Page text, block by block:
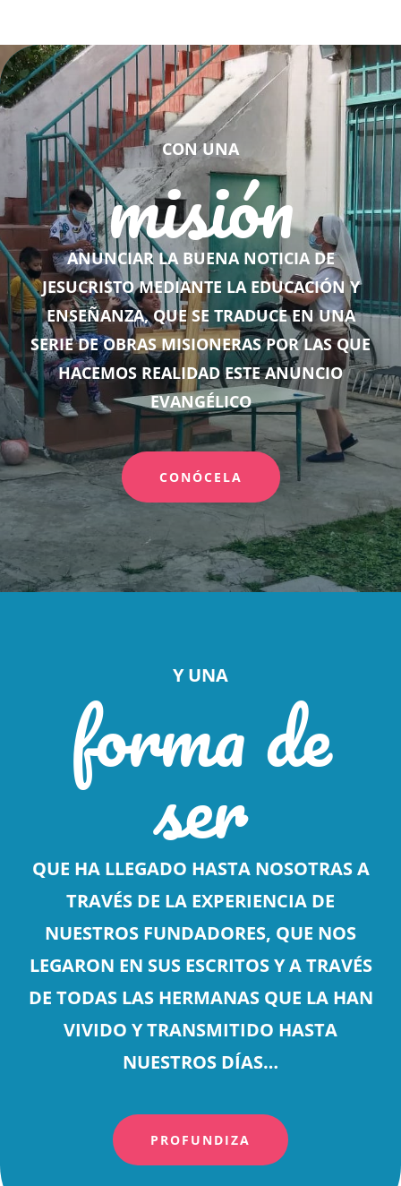
CON UNA
misión
ANUNCIAR LA BUENA NOTICIA DE
JESUCRISTO MEDIANTE LA EDUCACIÓN Y
ENSEÑANZA, QUE SE TRADUCE EN UNA
SERIE DE OBRAS MISIONERAS POR LAS QUE
HACEMOS REALIDAD ESTE ANUNCIO
EVANGÉLICO
CONÓCELA
Y UNA
forma de
ser
QUE HA LLEGADO HASTA NOSOTRAS A
TRAVÉS DE LA EXPERIENCIA DE
NUESTROS FUNDADORES, QUE NOS
LEGARON EN SUS ESCRITOS Y A TRAVÉS
DE TODAS LAS HERMANAS QUE LA HAN
VIVIDO Y TRANSMITIDO HASTA
NUESTROS DÍAS…
PROFUNDIZA